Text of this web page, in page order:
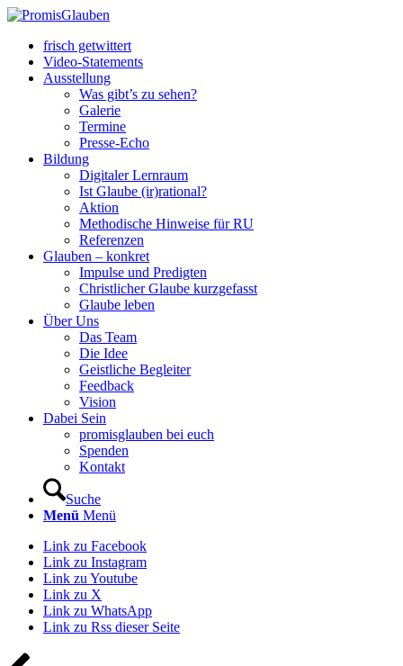
frisch getwittert
Video-Statements
Ausstellung
Was gibt’s zu sehen?
Galerie
Termine
Presse-Echo
Bildung
Digitaler Lernraum
Ist Glaube (ir)rational?
Aktion
Methodische Hinweise für RU
Referenzen
Glauben – konkret
Impulse und Predigten
Christlicher Glaube kurzgefasst
Glaube leben
Über Uns
Das Team
Die Idee
Geistliche Begleiter
Feedback
Vision
Dabei Sein
promisglauben bei euch
Spenden
Kontakt
Suche
Menü Menü
Link zu Facebook
Link zu Instagram
Link zu Youtube
Link zu X
Link zu WhatsApp
Link zu Rss dieser Seite